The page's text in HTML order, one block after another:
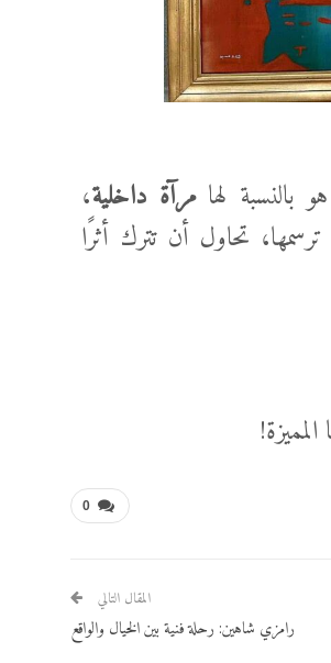
لهامرآة داخلية،
تحاول أن تترك أثرًا
0
المقال التالي
رامزي شاهين: رحلة فنية بين الخيال والواقع